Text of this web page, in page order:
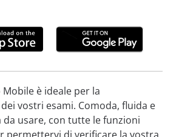
è ideale per la
vostri esami. Comoda, fluida e
da usare, con tutte le funzioni